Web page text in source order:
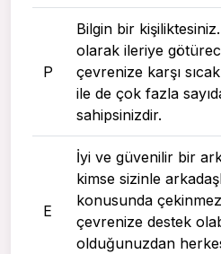
P
Bilgin bir
olarak ileriye
çevrenize karşı
ile de çok fazla
sahipsinizdir.
E
İyi ve güvenilir bir
kimse sizinle
konusunda
çevrenize destek
olduğunuzdan